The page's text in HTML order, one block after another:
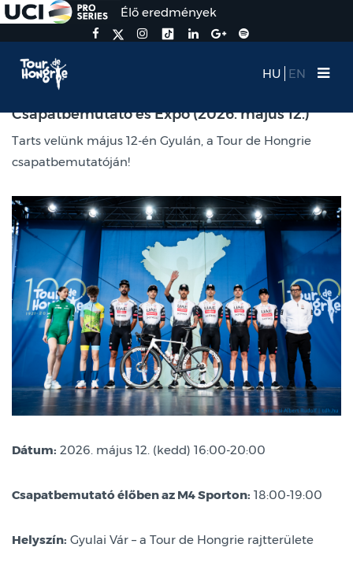
Élő eredmények
HU EN
Csapatbemutató és Expo (2026. május 12.)
Tarts velünk május 12-én Gyulán, a Tour de Hongrie
csapatbemutatóján!
Dátum: 2026. május 12. (kedd) 16:00-20:00
Csapatbemutató élőben az M4 Sporton: 18:00-19:00
Helyszín: Gyulai Vár – a Tour de Hongrie rajtterülete